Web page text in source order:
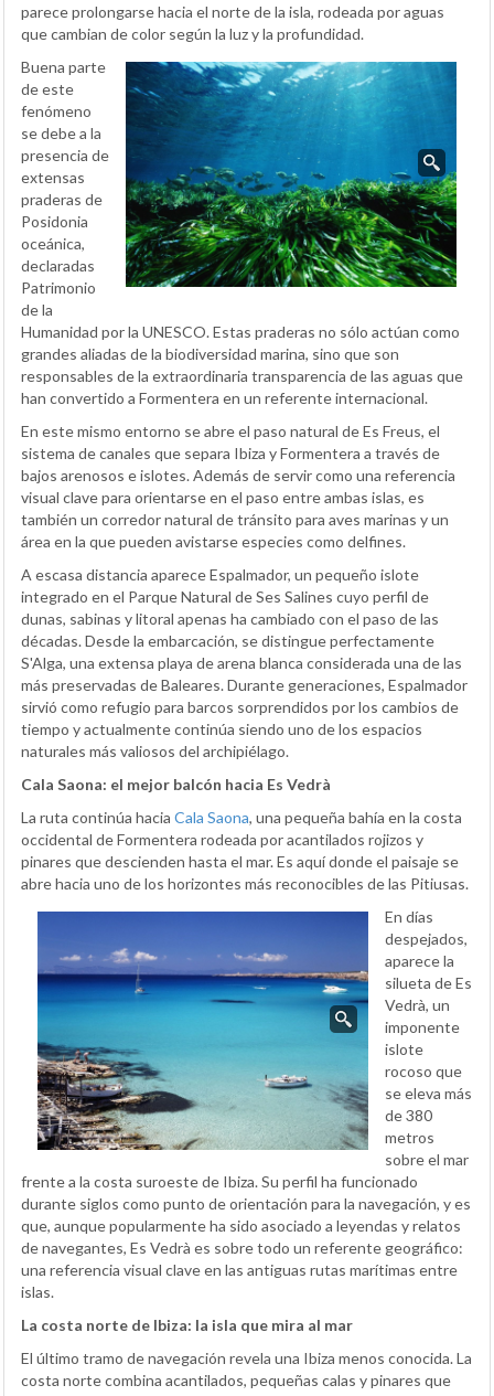
parece prolongarse hacia el norte de la isla, rodeada por aguas
que cambian de color según la luz y la profundidad.
Buena parte
de este
fenómeno
se debe a la
presencia de
extensas
praderas de
Posidonia
oceánica,
declaradas
Patrimonio
de la
Humanidad por la UNESCO. Estas praderas no sólo actúan como
grandes aliadas de la biodiversidad marina, sino que son
responsables de la extraordinaria transparencia de las aguas que
han convertido a Formentera en un referente internacional.
En este mismo entorno se abre el paso natural de Es Freus, el
sistema de canales que separa Ibiza y Formentera a través de
bajos arenosos e islotes. Además de servir como una referencia
visual clave para orientarse en el paso entre ambas islas, es
también un corredor natural de tránsito para aves marinas y un
área en la que pueden avistarse especies como delfines.
A escasa distancia aparece Espalmador, un pequeño islote
integrado en el Parque Natural de Ses Salines cuyo perfil de
dunas, sabinas y litoral apenas ha cambiado con el paso de las
décadas. Desde la embarcación, se distingue perfectamente
S'Alga, una extensa playa de arena blanca considerada una de las
más preservadas de Baleares. Durante generaciones, Espalmador
sirvió como refugio para barcos sorprendidos por los cambios de
tiempo y actualmente continúa siendo uno de los espacios
naturales más valiosos del archipiélago.
Cala Saona: el mejor balcón hacia Es Vedrà
La ruta continúa hacia Cala Saona, una pequeña bahía en la costa
occidental de Formentera rodeada por acantilados rojizos y
pinares que descienden hasta el mar. Es aquí donde el paisaje se
abre hacia uno de los horizontes más reconocibles de las Pitiusas.
En días
despejados,
aparece la
silueta de Es
Vedrà, un
imponente
islote
rocoso que
se eleva más
de 380
metros
sobre el mar
frente a la costa suroeste de Ibiza. Su perfil ha funcionado
durante siglos como punto de orientación para la navegación, y es
que, aunque popularmente ha sido asociado a leyendas y relatos
de navegantes, Es Vedrà es sobre todo un referente geográfico:
una referencia visual clave en las antiguas rutas marítimas entre
islas.
La costa norte de Ibiza: la isla que mira al mar
El último tramo de navegación revela una Ibiza menos conocida. La
costa norte combina acantilados, pequeñas calas y pinares que